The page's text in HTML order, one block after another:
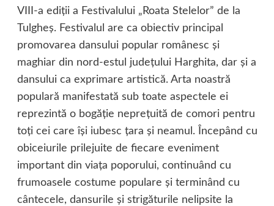
VIII-a ediţii a Festivalului „Roata Stelelor” de la
Tulgheş. Festivalul are ca obiectiv principal
promovarea dansului popular românesc şi
maghiar din nord-estul judeţului Harghita, dar şi a
dansului ca exprimare artistică. Arta noastră
populară manifestată sub toate aspectele ei
reprezintă o bogăţie nepreţuită de comori pentru
toţi cei care îşi iubesc ţara şi neamul. Începând cu
obiceiurile prilejuite de fiecare eveniment
important din viaţa poporului, continuând cu
frumoasele costume populare şi terminând cu
cântecele, dansurile şi strigăturile nelipsite la